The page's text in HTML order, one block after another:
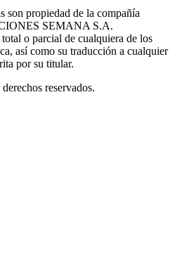
son propiedad de la compañía
SEMANA S.A.
o parcial de cualquiera de los
así como su traducción a cualquier
por su titular.
reservados.